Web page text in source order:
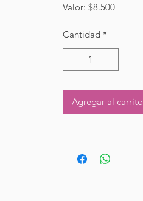
Valor: $8.500
Cantidad *
Agregar al carrito